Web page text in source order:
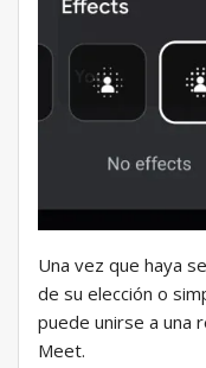
Una vez que haya
de su elección o
puede unirse a una
Meet.